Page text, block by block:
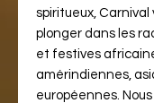
spiritueux, Carnival
plonger dans les
et festives
amérindiennes,
européennes. Nous